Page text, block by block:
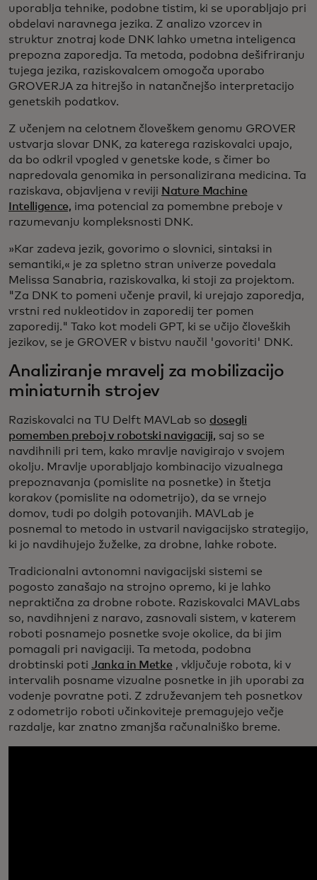
uporablja tehnike, podobne tistim, ki se uporabljajo pri
obdelavi naravnega jezika. Z analizo vzorcev in
struktur znotraj kode DNK lahko umetna inteligenca
prepozna zaporedja. Ta metoda, podobna dešifriranju
tujega jezika, raziskovalcem omogoča uporabo
GROVERJA za hitrejšo in natančnejšo interpretacijo
genetskih podatkov.
Z učenjem na celotnem človeškem genomu GROVER
ustvarja slovar DNK, za katerega raziskovalci upajo,
da bo odkril vpogled v genetske kode, s čimer bo
napredovala genomika in personalizirana medicina. Ta
raziskava, objavljena v reviji Nature Machine
Intelligence, ima potencial za pomembne preboje v
razumevanju kompleksnosti DNK.
»Kar zadeva jezik, govorimo o slovnici, sintaksi in
semantiki,« je za spletno stran univerze povedala
Melissa Sanabria, raziskovalka, ki stoji za projektom.
"Za DNK to pomeni učenje pravil, ki urejajo zaporedja,
vrstni red nukleotidov in zaporedij ter pomen
zaporedij." Tako kot modeli GPT, ki se učijo človeških
jezikov, se je GROVER v bistvu naučil 'govoriti' DNK.
Analiziranje mravelj za mobilizacijo
miniaturnih strojev
Raziskovalci na TU Delft MAVLab so dosegli
pomemben preboj v robotski navigaciji, saj so se
navdihnili pri tem, kako mravlje navigirajo v svojem
okolju. Mravlje uporabljajo kombinacijo vizualnega
prepoznavanja (pomislite na posnetke) in štetja
korakov (pomislite na odometrijo), da se vrnejo
domov, tudi po dolgih potovanjih. MAVLab je
posnemal to metodo in ustvaril navigacijsko strategijo,
ki jo navdihujejo žuželke, za drobne, lahke robote.
Tradicionalni avtonomni navigacijski sistemi se
pogosto zanašajo na strojno opremo, ki je lahko
nepraktična za drobne robote. Raziskovalci MAVLabs
so, navdihnjeni z naravo, zasnovali sistem, v katerem
roboti posnamejo posnetke svoje okolice, da bi jim
pomagali pri navigaciji. Ta metoda, podobna
drobtinski poti Janka in Metke , vključuje robota, ki v
intervalih posname vizualne posnetke in jih uporabi za
vodenje povratne poti. Z združevanjem teh posnetkov
z odometrijo roboti učinkoviteje premagujejo večje
razdalje, kar znatno zmanjša računalniško breme.